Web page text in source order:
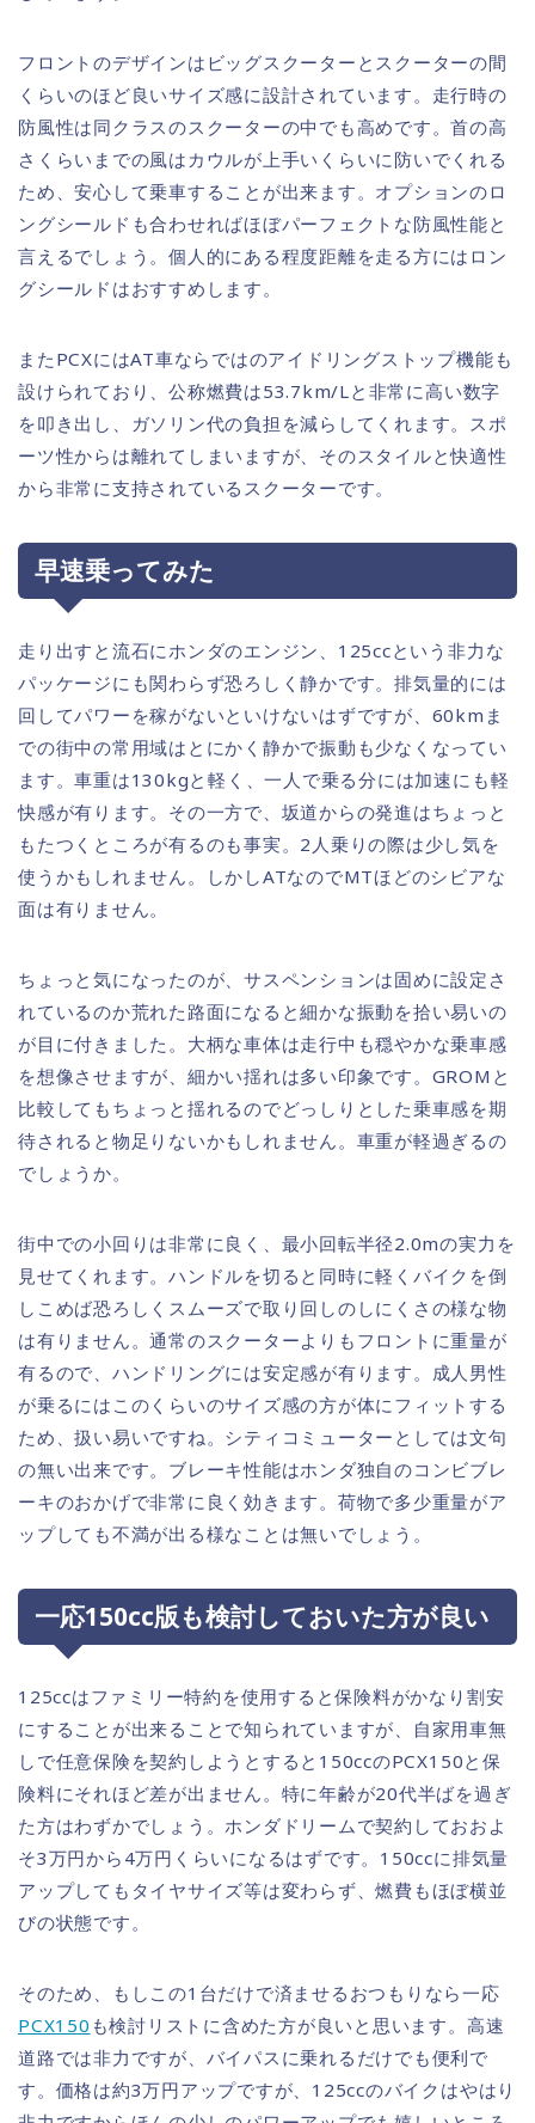
フロントのデザインはビッグスクーターとスクーターの間
くらいのほど良いサイズ感に設計されています。走行時の
防風性は同クラスのスクーターの中でも高めです。首の高
さくらいまでの風はカウルが上手いくらいに防いでくれる
ため、安心して乗車することが出来ます。オプションのロ
ングシールドも合わせればほぼパーフェクトな防風性能と
言えるでしょう。個人的にある程度距離を走る方にはロン
グシールドはおすすめします。
またPCXにはAT車ならではのアイドリングストップ機能も
設けられており、公称燃費は53.7km/Lと非常に高い数字
を叩き出し、ガソリン代の負担を減らしてくれます。スポ
ーツ性からは離れてしまいますが、そのスタイルと快適性
から非常に支持されているスクーターです。
早速乗ってみた
走り出すと流石にホンダのエンジン、125ccという非力な
パッケージにも関わらず恐ろしく静かです。排気量的には
回してパワーを稼がないといけないはずですが、60kmま
での街中の常用域はとにかく静かで振動も少なくなってい
ます。車重は130kgと軽く、一人で乗る分には加速にも軽
快感が有ります。その一方で、坂道からの発進はちょっと
もたつくところが有るのも事実。2人乗りの際は少し気を
使うかもしれません。しかしATなのでMTほどのシビアな
面は有りません。
ちょっと気になったのが、サスペンションは固めに設定さ
れているのか荒れた路面になると細かな振動を拾い易いの
が目に付きました。大柄な車体は走行中も穏やかな乗車感
を想像させますが、細かい揺れは多い印象です。GROMと
比較してもちょっと揺れるのでどっしりとした乗車感を期
待されると物足りないかもしれません。車重が軽過ぎるの
でしょうか。
街中での小回りは非常に良く、最小回転半径2.0mの実力を
見せてくれます。ハンドルを切ると同時に軽くバイクを倒
しこめば恐ろしくスムーズで取り回しのしにくさの様な物
は有りません。通常のスクーターよりもフロントに重量が
有るので、ハンドリングには安定感が有ります。成人男性
が乗るにはこのくらいのサイズ感の方が体にフィットする
ため、扱い易いですね。シティコミューターとしては文句
の無い出来です。ブレーキ性能はホンダ独自のコンビブレ
ーキのおかげで非常に良く効きます。荷物で多少重量がア
ップしても不満が出る様なことは無いでしょう。
一応150cc版も検討しておいた方が良い
125ccはファミリー特約を使用すると保険料がかなり割安
にすることが出来ることで知られていますが、自家用車無
しで任意保険を契約しようとすると150ccのPCX150と保
険料にそれほど差が出ません。特に年齢が20代半ばを過ぎ
た方はわずかでしょう。ホンダドリームで契約しておおよ
そ3万円から4万円くらいになるはずです。150ccに排気量
アップしてもタイヤサイズ等は変わらず、燃費もほぼ横並
びの状態です。
そのため、もしこの1台だけで済ませるおつもりなら一応
PCX150 も検討リストに含めた方が良いと思います。高速
道路では非力ですが、バイパスに乗れるだけでも便利で
す。価格は約3万円アップですが、125ccのバイクはやはり